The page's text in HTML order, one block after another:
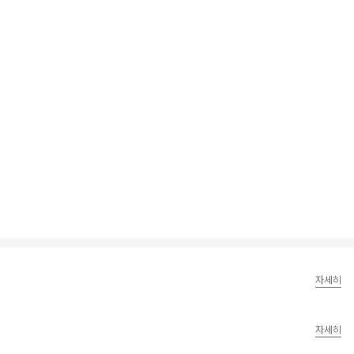
자세히
자세히